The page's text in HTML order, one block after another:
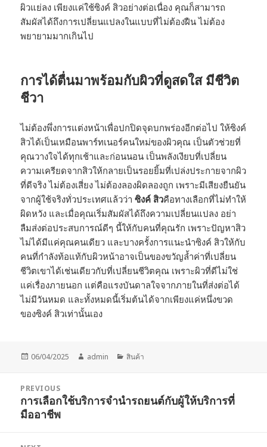
ผิวแย่ลง เพียงแค่ใช้ซิงค์ สิวอย่างต่อเนื่อง คุณก็สามารถ
สัมผัสได้ถึงการเปลี่ยนแปลงในแบบที่ไม่ต้องฝืน ไม่ต้อง
พยายามมากเกินไป
การได้ตื่นมาพร้อมกับผิวที่ดูสดใส มีชีวิต
ชีวา
ไม่ต้องพึ่งการแต่งหน้าเพื่อปกปิดจุดบกพร่องอีกต่อไป ให้ซิงค์
สิวได้เป็นเหมือนพาร์ทเนอร์คนใหม่ของผิวคุณ เป็นตัวช่วยที่
คุณวางใจได้ทุกเช้าและก่อนนอน เป็นพลังเงียบที่เปลี่ยน
ความเครียดจากสิวให้กลายเป็นรอยยิ้มที่เปล่งประกายจากผิว
ที่ดีจริง ไม่ต้องเสี่ยง ไม่ต้องลองผิดลองถูก เพราะมีเสียงยืนยัน
จากผู้ใช้จริงทั่วประเทศแล้วว่าซิงค์ สิวคือทางเลือกที่ไม่ทำให้
ผิดหวัง และเมื่อคุณเริ่มสัมผัสได้ถึงความเปลี่ยนแปลง อย่า
ลืมส่งต่อประสบการณ์ดีๆ นี้ให้กับคนที่คุณรัก เพราะปัญหาสิว
ไม่ได้มีแค่คุณคนเดียว และบางครั้งการแนะนำซิงค์ สิวให้กับ
คนที่กำลังท้อแท้กับผิวหน้าอาจเป็นของขวัญล้ำค่าที่เปลี่ยน
ชีวิตเขาได้เช่นเดียวกับที่เปลี่ยนชีวิตคุณ เพราะผิวที่ดีไม่ใช่
แค่เรื่องภายนอก แต่คือแรงบันดาลใจจากภายในที่ส่งต่อได้
ไม่มีวันหมด และทั้งหมดนี้เริ่มต้นได้จากเพียงแค่หนึ่งขวด
ของซิงค์ สิวเท่านั้นเอง
Posted
06/04/2025 Author
admin Categories
สินค้า
navigation
PREVIOUS
Previous
post:
การเลือกใช้บริการจำนำรถยนต์กับผู้ให้บริการที่
มืออาชีพ